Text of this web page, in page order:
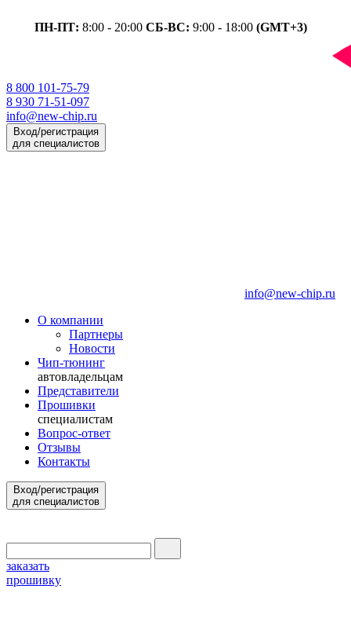
ПН-ПТ: 8:00 - 20:00 СБ-ВС: 9:00 - 18:00 (GMT+3)
8 800 101-75-79
8 930 71-51-097
info@new-chip.ru
Вход/регистрация
для специалистов
info@new-chip.ru
О компании
Партнеры
Новости
Чип-тюнинг
автовладельцам
Представители
Прошивки
специалистам
Вопрос-ответ
Отзывы
Контакты
Вход/регистрация
для специалистов
заказать
прошивку